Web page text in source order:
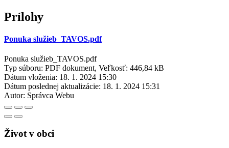
Prílohy
Ponuka služieb_TAVOS.pdf
Ponuka služieb_TAVOS.pdf
Typ súboru: PDF dokument, Veľkosť: 446,84 kB
Dátum vloženia: 18. 1. 2024 15:30
Dátum poslednej aktualizácie: 18. 1. 2024 15:31
Autor: Správca Webu
Život v obci